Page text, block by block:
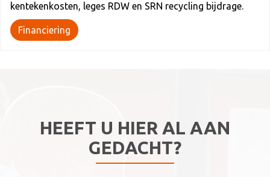
kentekenkosten, leges RDW en SRN recycling bijdrage.
Financiering
HEEFT U HIER AL AAN
GEDACHT?